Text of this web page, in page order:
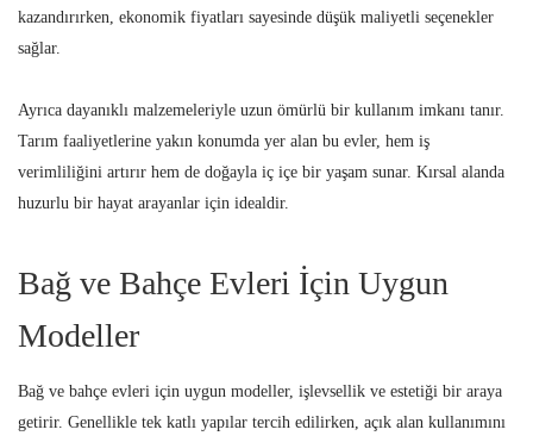
kazandırırken, ekonomik fiyatları sayesinde düşük maliyetli seçenekler
sağlar.
Ayrıca dayanıklı malzemeleriyle uzun ömürlü bir kullanım imkanı tanır.
Tarım faaliyetlerine yakın konumda yer alan bu evler, hem iş
verimliliğini artırır hem de doğayla iç içe bir yaşam sunar. Kırsal alanda
huzurlu bir hayat arayanlar için idealdir.
Bağ ve Bahçe Evleri İçin Uygun
Modeller
Bağ ve bahçe evleri için uygun modeller, işlevsellik ve estetiği bir araya
getirir. Genellikle tek katlı yapılar tercih edilirken, açık alan kullanımını